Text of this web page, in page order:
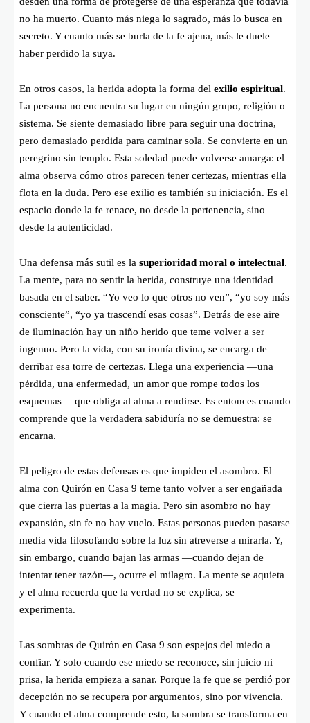
no ha muerto. Cuanto más niega lo sagrado, más lo busca en
secreto. Y cuanto más se burla de la fe ajena, más le duele
haber perdido la suya.
En otros casos, la herida adopta la forma del exilio espiritual.
La persona no encuentra su lugar en ningún grupo, religión o
sistema. Se siente demasiado libre para seguir una doctrina,
pero demasiado perdida para caminar sola. Se convierte en un
peregrino sin templo. Esta soledad puede volverse amarga: el
alma observa cómo otros parecen tener certezas, mientras ella
flota en la duda. Pero ese exilio es también su iniciación. Es el
espacio donde la fe renace, no desde la pertenencia, sino
desde la autenticidad.
Una defensa más sutil es la superioridad moral o intelectual.
La mente, para no sentir la herida, construye una identidad
basada en el saber. “Yo veo lo que otros no ven”, “yo soy más
consciente”, “yo ya trascendí esas cosas”. Detrás de ese aire
de iluminación hay un niño herido que teme volver a ser
ingenuo. Pero la vida, con su ironía divina, se encarga de
derribar esa torre de certezas. Llega una experiencia —una
pérdida, una enfermedad, un amor que rompe todos los
esquemas— que obliga al alma a rendirse. Es entonces cuando
comprende que la verdadera sabiduría no se demuestra: se
encarna.
El peligro de estas defensas es que impiden el asombro. El
alma con Quirón en Casa 9 teme tanto volver a ser engañada
que cierra las puertas a la magia. Pero sin asombro no hay
expansión, sin fe no hay vuelo. Estas personas pueden pasarse
media vida filosofando sobre la luz sin atreverse a mirarla. Y,
sin embargo, cuando bajan las armas —cuando dejan de
intentar tener razón—, ocurre el milagro. La mente se aquieta
y el alma recuerda que la verdad no se explica, se
experimenta.
Las sombras de Quirón en Casa 9 son espejos del miedo a
confiar. Y solo cuando ese miedo se reconoce, sin juicio ni
prisa, la herida empieza a sanar. Porque la fe que se perdió por
decepción no se recupera por argumentos, sino por vivencia.
Y cuando el alma comprende esto, la sombra se transforma en